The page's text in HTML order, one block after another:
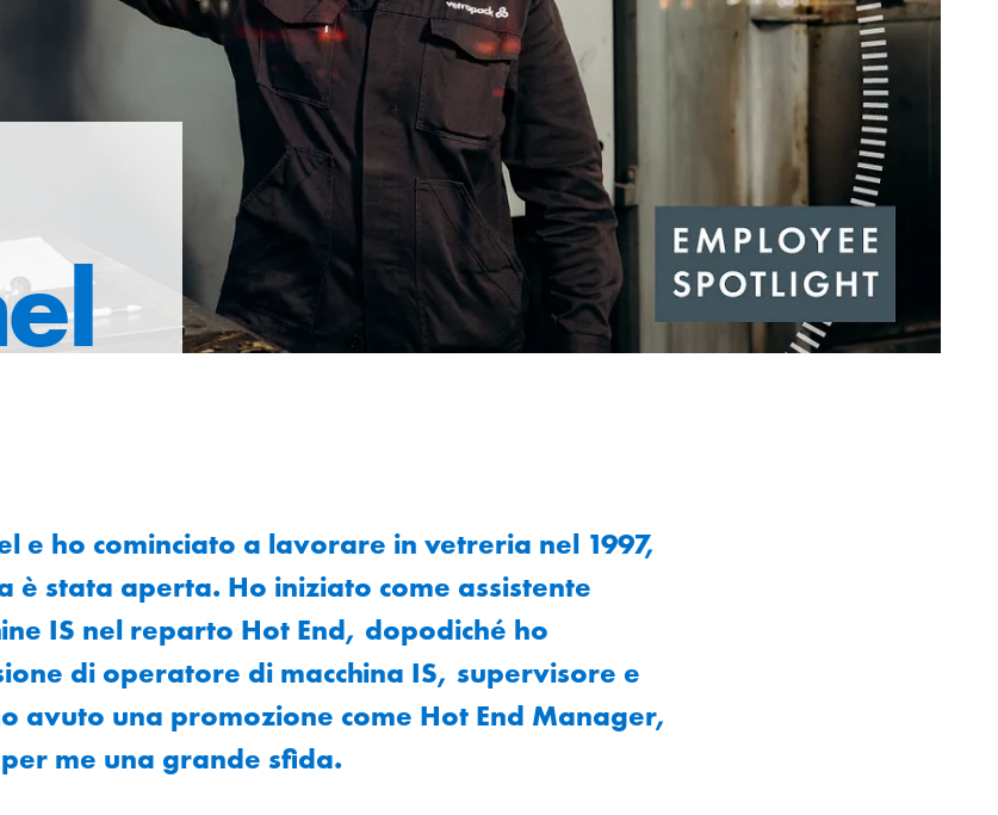
e ho cominciato a lavorare in vetreria nel 1997,
è stata aperta. Ho iniziato come assistente
IS nel reparto Hot End, dopodiché ho
di operatore di macchina IS, supervisore e
avuto una promozione come Hot End Manager,
me una grande sfida.